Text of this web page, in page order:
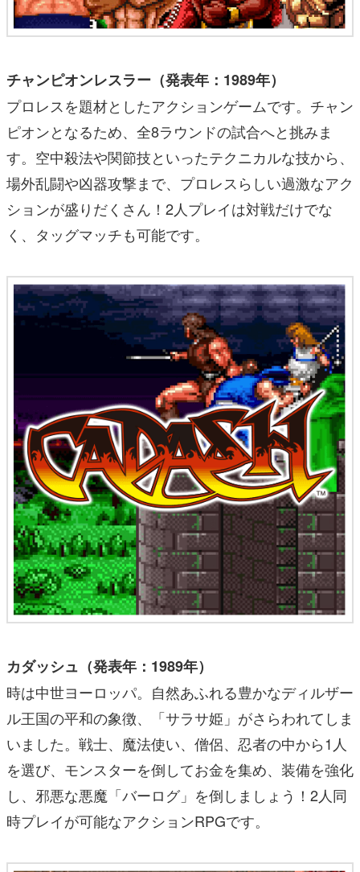
チャンピオンレスラー（発表年：1989年）
プロレスを題材としたアクションゲームです。チャン
ピオンとなるため、全8ラウンドの試合へと挑みま
す。空中殺法や関節技といったテクニカルな技から、
場外乱闘や凶器攻撃まで、プロレスらしい過激なアク
ションが盛りだくさん！2人プレイは対戦だけでな
く、タッグマッチも可能です。
カダッシュ（発表年：1989年）
時は中世ヨーロッパ。自然あふれる豊かなディルザー
ル王国の平和の象徴、「サラサ姫」がさらわれてしま
いました。戦士、魔法使い、僧侶、忍者の中から1人
を選び、モンスターを倒してお金を集め、装備を強化
し、邪悪な悪魔「バーログ」を倒しましょう！2人同
時プレイが可能なアクションRPGです。